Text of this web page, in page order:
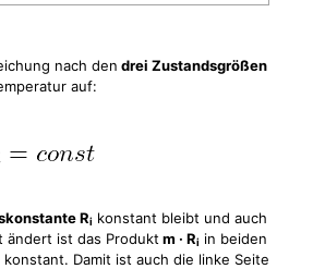
nach den drei Zustandsgrößen
auf:
Ri konstant bleibt und auch
ändert ist das Produkt m · Ri in beiden
Damit ist auch die linke Seite